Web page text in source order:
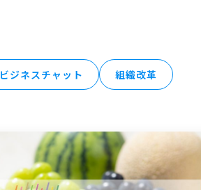
ビジネスチャット 組織改革